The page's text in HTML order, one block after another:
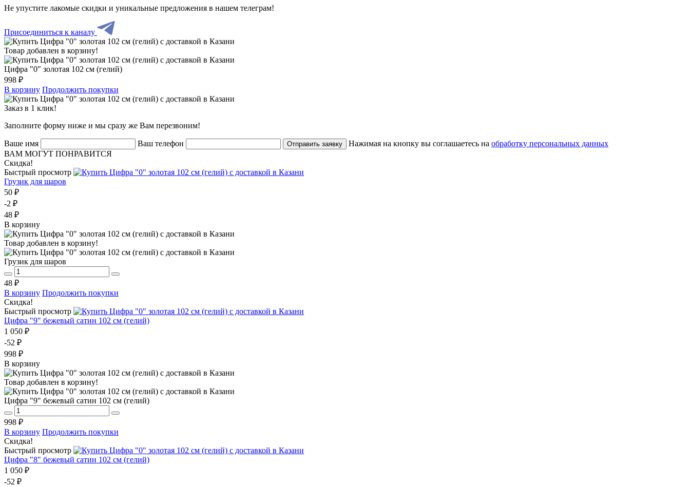
Не упустите лакомые скидки и уникальные предложения в нашем телеграм!
Присоединиться к каналу
Товар добавлен в корзину!
Цифра "0" золотая 102 см (гелий)
998 ₽
В корзину Продолжить покупки
Заказ в 1 клик!
Заполните форму ниже и мы сразу же Вам перезвоним!
Ваше имя Ваш телефон Отправить заявку Нажимая на кнопку вы соглашаетесь на обработку персональных данных
ВАМ МОГУТ ПОНРАВИТСЯ
Скидка!
Быстрый просмотр
Грузик для шаров
50 ₽
-2 ₽
48 ₽
В корзину
Товар добавлен в корзину!
Грузик для шаров
48 ₽
В корзину Продолжить покупки
Скидка!
Быстрый просмотр
Цифра "9" бежевый сатин 102 см (гелий)
1 050 ₽
-52 ₽
998 ₽
В корзину
Товар добавлен в корзину!
Цифра "9" бежевый сатин 102 см (гелий)
998 ₽
В корзину Продолжить покупки
Скидка!
Быстрый просмотр
Цифра "8" бежевый сатин 102 см (гелий)
1 050 ₽
-52 ₽